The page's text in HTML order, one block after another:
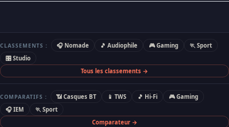
CLASSEMENTS : 🎧 Nomade 🎵 Audiophile 🎮 Gaming
🏃 Sport
🎛 Studio
Tous les classements →
COMPARATIFS : 📶 Casques BT 📱 TWS 🎵 Hi-Fi
🎮 Gaming
🎧 IEM
🏃 Sport
Comparateur →